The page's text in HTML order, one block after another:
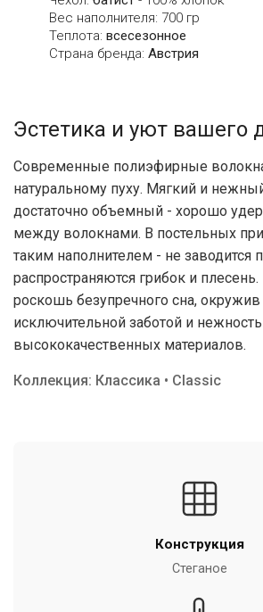
Вес наполнителя: 700 гр
Теплота: всесезонное
Страна бренда: Австрия
Эстетика и уют вашего
Современные полиэфирные
натуральному пуху. Мягкий и
достаточно объемный - хорошо
между волокнами. В постельных
таким наполнителем - не заводится
распространяются грибок и
роскошь безупречного сна, окружив
исключительной заботой и
высококачественных материалов.
Коллекция: Классика • Classic
Конструкция
Стеганое